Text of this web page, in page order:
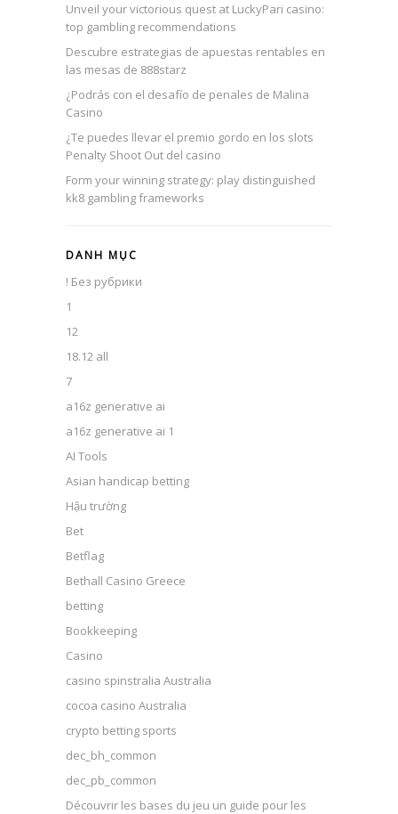
Unveil your victorious quest at LuckyPari casino:
top gambling recommendations
Descubre estrategias de apuestas rentables en
las mesas de 888starz
¿Podrás con el desafío de penales de Malina
Casino
¿Te puedes llevar el premio gordo en los slots
Penalty Shoot Out del casino
Form your winning strategy: play distinguished
kk8 gambling frameworks
DANH MỤC
! Без рубрики
1
12
18.12 all
7
a16z generative ai
a16z generative ai 1
AI Tools
Asian handicap betting
Hậu trường
Bet
Betflag
Bethall Casino Greece
betting
Bookkeeping
Casino
casino spinstralia Australia
cocoa casino Australia
crypto betting sports
dec_bh_common
dec_pb_common
Découvrir les bases du jeu un guide pour les